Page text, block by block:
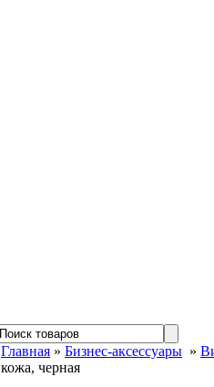
Главная » Бизнес-аксессуары »
кожа, черная